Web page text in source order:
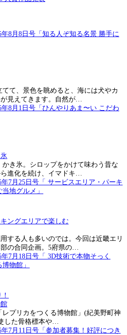
て、景色を眺めると、海には犬やカ
見えてきます。自然が…
き氷。シロップをかけて味わう昔な
進化を続け、イマドキ…
ングエリアで楽しむ
する人も多いのでは。今回は近畿エリ
の合同企画。5府県の…
レプリカをつくる博物館」(紀美野町神
した骨格標本や…